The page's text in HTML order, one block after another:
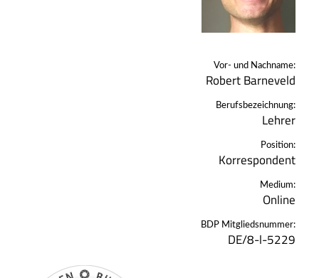
Vor- und Nachname:
Robert Barneveld
Berufsbezeichnung:
Lehrer
Position:
Korrespondent
Medium:
Online
BDP Mitgliedsnummer:
DE/8-l-5229